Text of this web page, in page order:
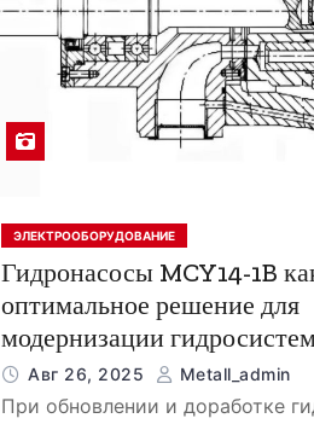
ЭЛЕКТРООБОРУДОВАНИЕ
Гидронасосы MCY14-1B
оптимальное решение для
модернизации
Авг 26, 2025 Metall_admin
При обновлении и доработке